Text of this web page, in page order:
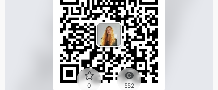
0 552